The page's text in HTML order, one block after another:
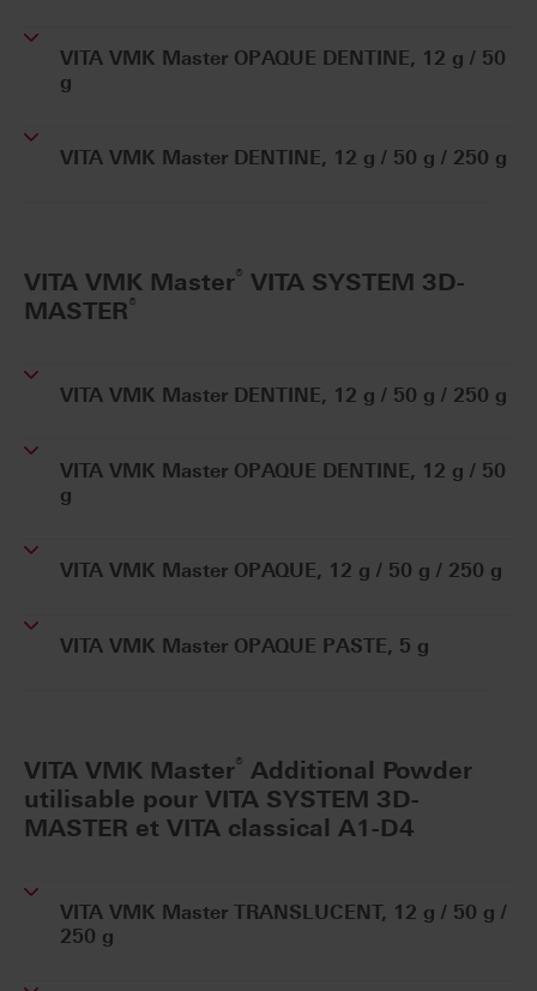
VITA VMK Master OPAQUE DENTINE, 12 g / 50
g
VITA VMK Master DENTINE, 12 g / 50 g / 250 g
VITA VMK Master® VITA SYSTEM 3D-
MASTER®
VITA VMK Master DENTINE, 12 g / 50 g / 250 g
VITA VMK Master OPAQUE DENTINE, 12 g / 50
g
VITA VMK Master OPAQUE, 12 g / 50 g / 250 g
VITA VMK Master OPAQUE PASTE, 5 g
VITA VMK Master® Additional Powder
utilisable pour VITA SYSTEM 3D-
MASTER et VITA classical A1-D4
VITA VMK Master TRANSLUCENT, 12 g / 50 g /
250 g